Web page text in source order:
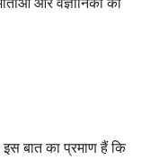
और वैज्ञानिकों को
बात का प्रमाण हैं कि